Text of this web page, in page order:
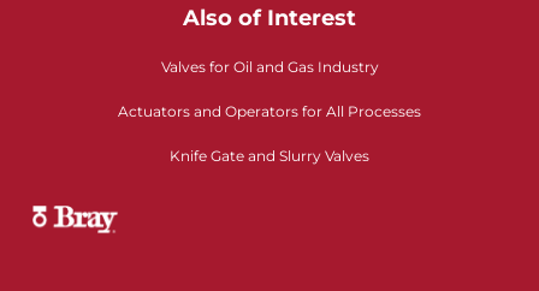
Also of Interest
Valves for Oil and Gas Industry
Actuators and Operators for All Processes
Knife Gate and Slurry Valves